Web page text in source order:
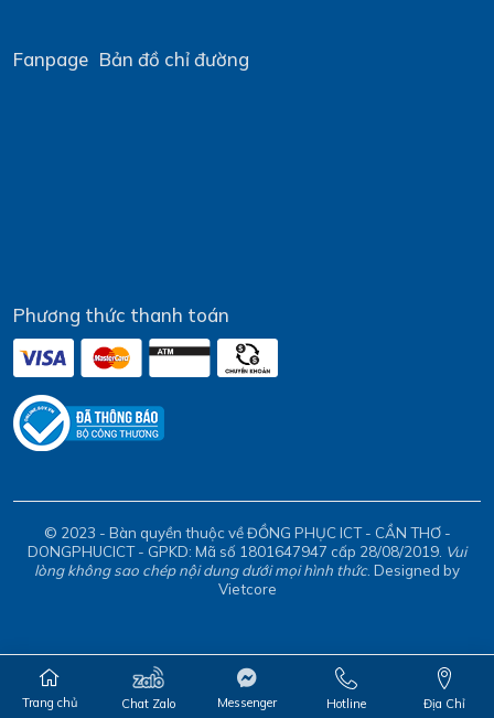
Fanpage Bản đồ chỉ đường
Phương thức thanh toán
© 2023 - Bàn quyền thuộc về ĐỒNG PHỤC ICT - CẦN THƠ -
DONGPHUCICT - GPKD: Mã số 1801647947 cấp 28/08/2019. Vui
lòng không sao chép nội dung dưới mọi hình thức. Designed by
Vietcore
Trang chủ Chat Zalo Messenger Hotline Địa Chỉ